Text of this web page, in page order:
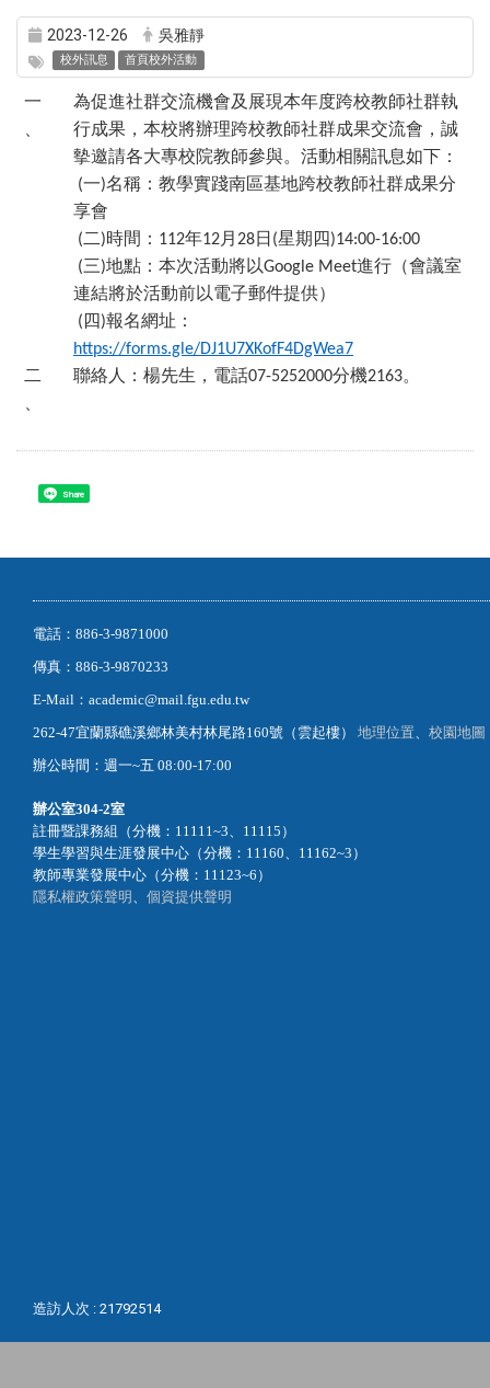
2023-12-26 吳雅靜
校外訊息 首頁校外活動
一
為促進社群交流機會及展現本年度跨校教師社群執
行成果，本校將辦理跨校教師社群成果交流會，誠
摰邀請各大專校院教師參與。活動相關訊息如下：
(一)名稱：教學實踐南區基地跨校教師社群成果分
享會
(二)時間： 112年12月 28日 (星期四)14:00-16:00
(三)地點：本次活動將以Google Meet進行（會議室
連結將於活動前以電子郵件提供）
( 四)報名網址：
https://forms.gle/DJ1U7XKofF4DgWea7
二
聯絡人：楊先生，電話07-5252000分機2163。
Share
電話：886-3-9871000
傳真：886-3-9870233
E-Mail：academic@mail.fgu.edu.tw
262-47宜蘭縣礁溪鄉林美村林尾路160號（雲起樓） 地理位置、 校園地圖
辦公時間：週一~五 08:00-17:00
辦公室304-2室
註冊暨課務組（分機：11111~3、11115）
學生學習與生涯發展中心（分機：11160、11162~3）
教師專業發展中心（分機：11123~6）
隱私權政策聲明 、 個資提供聲明
造訪人次 : 21792514